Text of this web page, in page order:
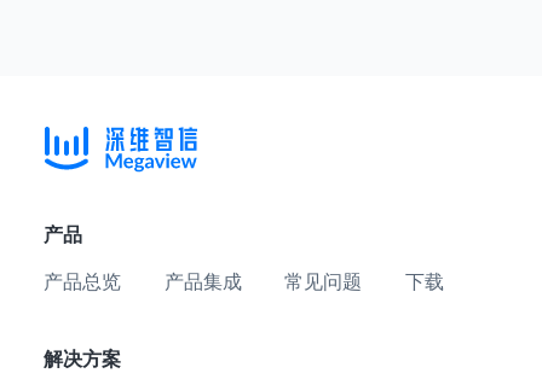
产品
产品总览 产品集成 常见问题 下载
解决方案